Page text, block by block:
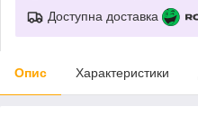
Доступна доставка
Опис Характеристики